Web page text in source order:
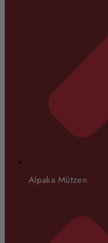
Alpaka Mützen